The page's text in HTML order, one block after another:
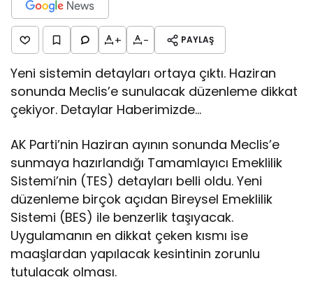
+ - PAYLAŞ
Yeni sistemin detayları ortaya çıktı. Haziran
sonunda Meclis’e sunulacak düzenleme dikkat
çekiyor. Detaylar Haberimizde…
AK Parti’nin Haziran ayının sonunda Meclis’e
sunmaya hazırlandığı Tamamlayıcı Emeklilik
Sistemi’nin (TES) detayları belli oldu. Yeni
düzenleme birçok açıdan Bireysel Emeklilik
Sistemi (BES) ile benzerlik taşıyacak.
Uygulamanın en dikkat çeken kısmı ise
maaşlardan yapılacak kesintinin zorunlu
tutulacak olması.